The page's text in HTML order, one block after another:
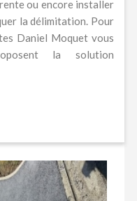
ou encore installer
la délimitation. Pour
Daniel Moquet vous
la solution